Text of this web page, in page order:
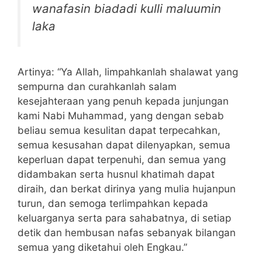
wanafasin biadadi kulli maluumin
laka
Artinya: “Ya Allah, limpahkanlah shalawat yang
sempurna dan curahkanlah salam
kesejahteraan yang penuh kepada junjungan
kami Nabi Muhammad, yang dengan sebab
beliau semua kesulitan dapat terpecahkan,
semua kesusahan dapat dilenyapkan, semua
keperluan dapat terpenuhi, dan semua yang
didambakan serta husnul khatimah dapat
diraih, dan berkat dirinya yang mulia hujanpun
turun, dan semoga terlimpahkan kepada
keluarganya serta para sahabatnya, di setiap
detik dan hembusan nafas sebanyak bilangan
semua yang diketahui oleh Engkau.”